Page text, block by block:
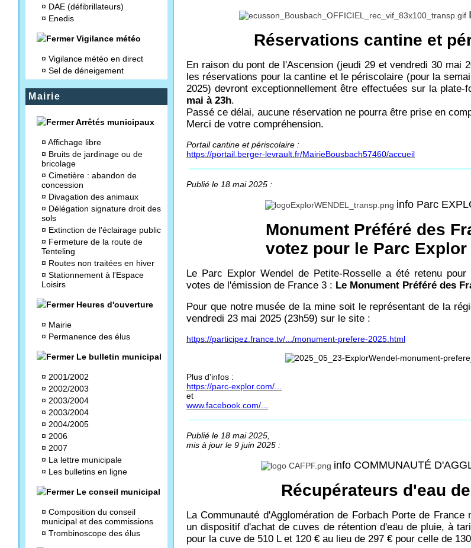
¤ DAE (défibrillateurs)
¤ Enedis
Vigilance météo
¤ Vigilance météo en direct
¤ Sel de déneigement
Mairie
Arrêtés municipaux
¤ Affichage libre
¤ Bruits de jardinage ou de
bricolage
¤ Cimetière : abandon de
concession
¤ Divagation des animaux
¤ Délégation signature droit des
sols
¤ Extinction de l'éclairage public
¤ Fermeture de la route de
Tenteling
¤ Routes non traitées en hiver
¤ Stationnement à l'Espace
Loisirs
Heures d'ouverture
¤ Mairie
¤ Permanence des élus
Le bulletin municipal
¤ 2001/2002
¤ 2002/2003
¤ 2003/2004
¤ 2003/2004
¤ 2004/2005
¤ 2006
¤ 2007
¤ La lettre municipale
¤ Les bulletins en ligne
Le conseil municipal
¤ Composition du conseil
municipal et des commissions
¤ Trombinoscope des élus
Réservations cantine et
En raison du pont de l'Ascension (jeudi 29 et vendredi 30 mai
les réservations pour la cantine et le périscolaire (pour la
2025) devront exceptionnellement être effectuées sur la plate-
mai à 23h.
Passé ce délai, aucune réservation ne pourra être prise en
Merci de votre compréhension.
Portail cantine et périscolaire :
https://portail.berger-levrault.fr/MairieBousbach57460/accueil
Publié le 18 mai 2025 :
info Parc
Monument Préféré des
votez pour le Parc Explor
Le Parc Explor Wendel de Petite-Rosselle a été retenu
votes de l'émission de France 3 : Le Monument Préféré des
Pour que notre musée de la mine soit le représentant de la
vendredi 23 mai 2025 (23h59) sur le site :
https://participez.france.tv/.../monument-prefere-2025.html
Plus d'infos :
https://parc-explor.com/...
et
www.facebook.com/...
Publié le 18 mai 2025,
mis à jour le 9 juin 2025 :
info COMMUNAUTÉ
Récupérateurs d'eau
La Communauté d'Agglomération de Forbach Porte de
un dispositif d'achat de cuves de rétention d'eau de pluie, à
pour la cuve de 510 L et 120 € au lieu de 297 € pour celle de